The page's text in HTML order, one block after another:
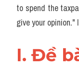
Từ vựng theo
Map
to spend the
give your opinion."
I. Đề